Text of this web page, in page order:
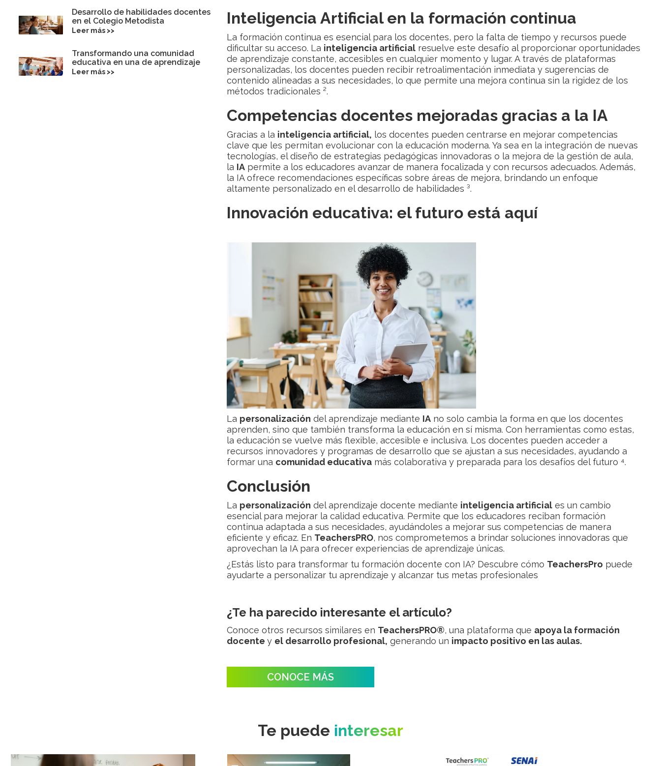
Desarrollo de habilidades docentes
en el Colegio Metodista
Leer más >>
Transformando una comunidad
educativa en una de aprendizaje
Leer más >>
Inteligencia Artificial en la formación continua
La formación continua es esencial para los docentes, pero la falta de tiempo y recursos puede
dificultar su acceso. La inteligencia artificialresuelve este desafío al proporcionar oportunidades
de aprendizaje constante, accesibles en cualquier momento y lugar. A través de plataformas
personalizadas, los docentes pueden recibir retroalimentación inmediata y sugerencias de
contenido alineadas a sus necesidades, lo que permite una mejora continua sin la rigidez de los
métodos tradicionales ².
Competencias docentes mejoradas gracias a la IA
Gracias a la inteligencia artificial, los docentes pueden centrarse en mejorar competencias
clave que les permitan evolucionar con la educación moderna. Ya sea en la integración de nuevas
tecnologías, el diseño de estrategias pedagógicas innovadoras o la mejora de la gestión de aula,
la IApermite a los educadores avanzar de manera focalizada y con recursos adecuados. Además,
la IA ofrece recomendaciones específicas sobre áreas de mejora, brindando un enfoque
altamente personalizado en el desarrollo de habilidades ³.
Innovación educativa: el futuro está aquí
La personalización del aprendizaje mediante IAno solo cambia la forma en que los docentes
aprenden, sino que también transforma la educación en sí misma. Con herramientas como estas,
la educación se vuelve más flexible, accesible e inclusiva. Los docentes pueden acceder a
recursos innovadores y programas de desarrollo que se ajustan a sus necesidades, ayudando a
formar una comunidad educativamás colaborativa y preparada para los desafíos del futuro ⁴.
Conclusión
La personalización del aprendizaje docente mediante inteligencia artificiales un cambio
esencial para mejorar la calidad educativa. Permite que los educadores reciban formación
continua adaptada a sus necesidades, ayudándoles a mejorar sus competencias de manera
eficiente y eficaz. En TeachersPRO, nos comprometemos a brindar soluciones innovadoras que
aprovechan la IA para ofrecer experiencias de aprendizaje únicas.
¿Estás listo para transformar tu formación docente con IA? Descubre cómo TeachersPro puede
ayudarte a personalizar tu aprendizaje y alcanzar tus metas profesionales
¿Te ha parecido interesante el artículo?
Conoce otros recursos similares en TeachersPRO®, una plataforma que apoya la formación
docente y el desarrollo profesional, generando un impacto positivo en las aulas.
CONOCE MÁS
Te puede interesar